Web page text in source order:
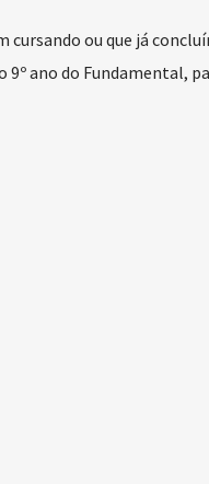
cursando ou que já
9º ano do Fundamental,